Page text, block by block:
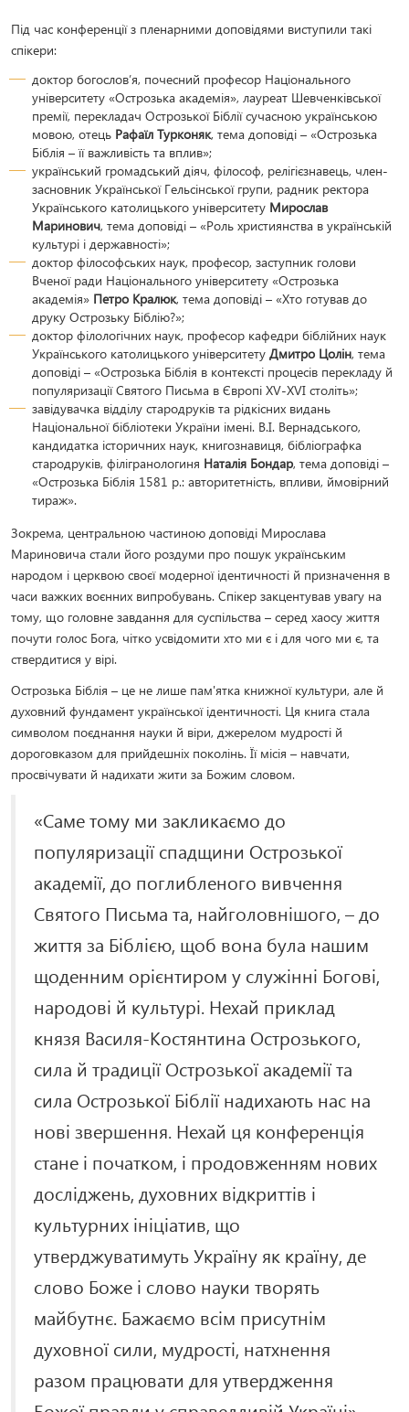
Під час конференції з пленарними доповідями виступили такі
спікери:
доктор богослов’я, почесний професор Національного
університету «Острозька академія», лауреат Шевченківської
премії, перекладач Острозької Біблії сучасною українською
мовою, отець Рафаїл Турконяк, тема доповіді – «Острозька
Біблія – її важливість та вплив»;
український громадський діяч, філософ, релігієзнавець, член-
засновник Української Гельсінської групи, радник ректора
Українського католицького університету Мирослав
Маринович, тема доповіді – «Роль християнства в українській
культурі і державності»;
доктор філософських наук, професор, заступник голови
Вченої ради Національного університету «Острозька
академія» Петро Кралюк, тема доповіді – «Хто готував до
друку Острозьку Біблію?»;
доктор філологічних наук, професор кафедри біблійних наук
Українського католицького університетуДмитро Цолін, тема
доповіді – «Острозька Біблія в контексті процесів перекладу й
популяризації Святого Письма в Європі ХV-XVI століть»;
завідувачка відділу стародруків та рідкісних видань
Національної бібліотеки України імені. В.І. Вернадського,
кандидатка історичних наук, книгознавиця, бібліографка
стародруків, філігранологиня Наталія Бондар, тема доповіді –
«Острозька Біблія 1581 р.: авторитетність, впливи, ймовірний
тираж».
Зокрема, центральною частиною доповіді Мирослава
Мариновича стали його роздуми про пошук українським
народом і церквою своєї модерної ідентичності й призначення в
часи важких воєнних випробувань. Спікер закцентував увагу на
тому, що головне завдання для суспільства – серед хаосу життя
почути голос Бога, чітко усвідомити хто ми є і для чого ми є, та
ствердитися у вірі.
Острозька Біблія – це не лише пам'ятка книжної культури, але й
духовний фундамент української ідентичності. Ця книга стала
символом поєднання науки й віри, джерелом мудрості й
дороговказом для прийдешніх поколінь. Її місія – навчати,
просвічувати й надихати жити за Божим словом.
«Саме тому ми закликаємо до
популяризації спадщини Острозької
академії, до поглибленого вивчення
Святого Письма та, найголовнішого, – до
життя за Біблією, щоб вона була нашим
щоденним орієнтиром у служінні Богові,
народові й культурі. Нехай приклад
князя Василя-Костянтина Острозького,
сила й традиції Острозької академії та
сила Острозької Біблії надихають нас на
нові звершення. Нехай ця конференція
стане і початком, і продовженням нових
досліджень, духовних відкриттів і
культурних ініціатив, що
утверджуватимуть Україну як країну, де
слово Боже і слово науки творять
майбутнє. Бажаємо всім присутнім
духовної сили, мудрості, натхнення
разом працювати для утвердження